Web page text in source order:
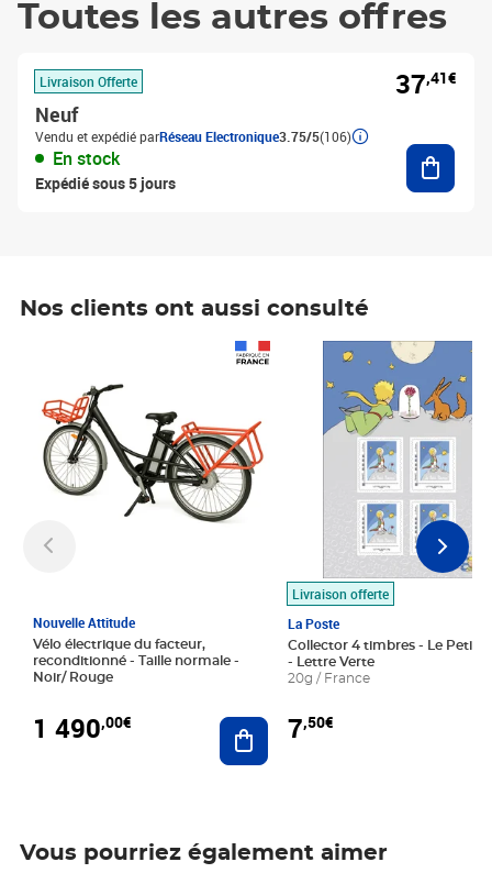
Toutes les autres offres
Livraison Offerte
Neuf
Vendu et expédié parRéseau Electronique3.75/5(106)
En stock
Expédié sous 5 jours
37,41€
Nos clients ont aussi consulté
Nouvelle Attitude
Vélo électrique du facteur,
reconditionné - Taille normale -
Noir/ Rouge
1 490,00€ Ajouter au panier
Livraison offerte
La Poste
Collector 4 timbres - Le Petit
- Lettre Verte
20g / France
7,50€
Prix 7,50€
Vous pourriez également aimer